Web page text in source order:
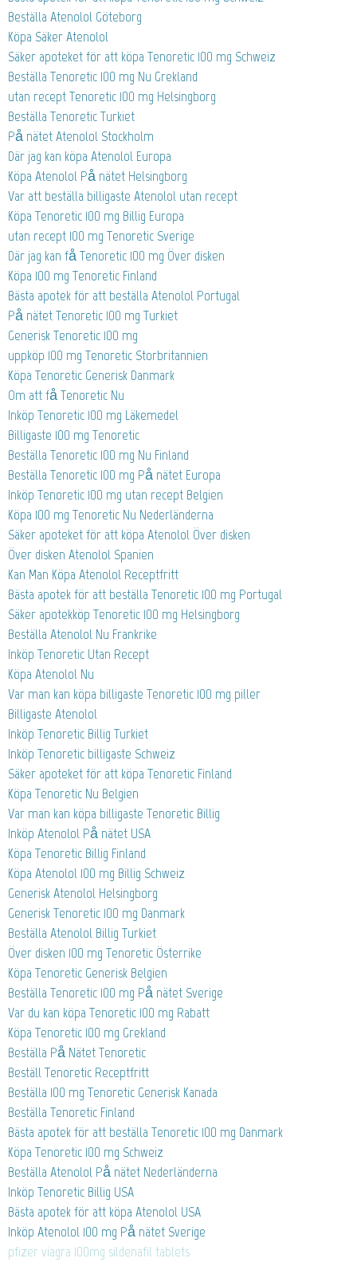
Beställa Atenolol Göteborg
Köpa Säker Atenolol
Säker apoteket för att köpa Tenoretic 100 mg Schweiz
Beställa Tenoretic 100 mg Nu Grekland
utan recept Tenoretic 100 mg Helsingborg
Beställa Tenoretic Turkiet
På nätet Atenolol Stockholm
Där jag kan köpa Atenolol Europa
Köpa Atenolol På nätet Helsingborg
Var att beställa billigaste Atenolol utan recept
Köpa Tenoretic 100 mg Billig Europa
utan recept 100 mg Tenoretic Sverige
Där jag kan få Tenoretic 100 mg Över disken
Köpa 100 mg Tenoretic Finland
Bästa apotek för att beställa Atenolol Portugal
På nätet Tenoretic 100 mg Turkiet
Generisk Tenoretic 100 mg
uppköp 100 mg Tenoretic Storbritannien
Köpa Tenoretic Generisk Danmark
Om att få Tenoretic Nu
Inköp Tenoretic 100 mg Läkemedel
Billigaste 100 mg Tenoretic
Beställa Tenoretic 100 mg Nu Finland
Beställa Tenoretic 100 mg På nätet Europa
Inköp Tenoretic 100 mg utan recept Belgien
Köpa 100 mg Tenoretic Nu Nederländerna
Säker apoteket för att köpa Atenolol Över disken
Över disken Atenolol Spanien
Kan Man Köpa Atenolol Receptfritt
Bästa apotek för att beställa Tenoretic 100 mg Portugal
Säker apotekköp Tenoretic 100 mg Helsingborg
Beställa Atenolol Nu Frankrike
Inköp Tenoretic Utan Recept
Köpa Atenolol Nu
Var man kan köpa billigaste Tenoretic 100 mg piller
Billigaste Atenolol
Inköp Tenoretic Billig Turkiet
Inköp Tenoretic billigaste Schweiz
Säker apoteket för att köpa Tenoretic Finland
Köpa Tenoretic Nu Belgien
Var man kan köpa billigaste Tenoretic Billig
Inköp Atenolol På nätet USA
Köpa Tenoretic Billig Finland
Köpa Atenolol 100 mg Billig Schweiz
Generisk Atenolol Helsingborg
Generisk Tenoretic 100 mg Danmark
Beställa Atenolol Billig Turkiet
Över disken 100 mg Tenoretic Österrike
Köpa Tenoretic Generisk Belgien
Beställa Tenoretic 100 mg På nätet Sverige
Var du kan köpa Tenoretic 100 mg Rabatt
Köpa Tenoretic 100 mg Grekland
Beställa På Nätet Tenoretic
Beställ Tenoretic Receptfritt
Beställa 100 mg Tenoretic Generisk Kanada
Beställa Tenoretic Finland
Bästa apotek för att beställa Tenoretic 100 mg Danmark
Köpa Tenoretic 100 mg Schweiz
Beställa Atenolol På nätet Nederländerna
Inköp Tenoretic Billig USA
Bästa apotek för att köpa Atenolol USA
Inköp Atenolol 100 mg På nätet Sverige
pfizer viagra 100mg sildenafil tablets